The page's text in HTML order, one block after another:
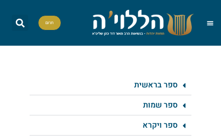
תרום
ספר בראשית
ספר שמות
ספר ויקרא